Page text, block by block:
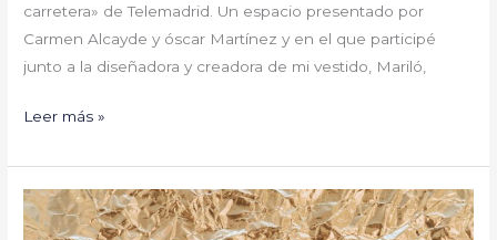
carretera» de Telemadrid. Un espacio presentado por
Carmen Alcayde y óscar Martínez y en el que participé
junto a la diseñadora y creadora de mi vestido, Mariló,
Leer más »
¡Feliz
año!